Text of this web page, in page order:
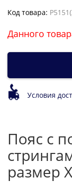
Код товара:
Данного
Условия
Пояс с
размер